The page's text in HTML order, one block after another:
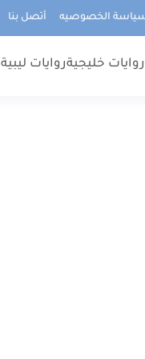
الخصوصيه أتصل بنا
روايات خليجيةروايات ليبية